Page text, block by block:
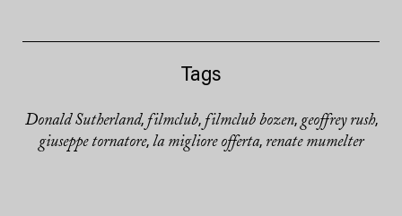
Tags
Donald Sutherland, filmclub, filmclub bozen, geoffrey rush,
giuseppe tornatore, la migliore offerta, renate mumelter